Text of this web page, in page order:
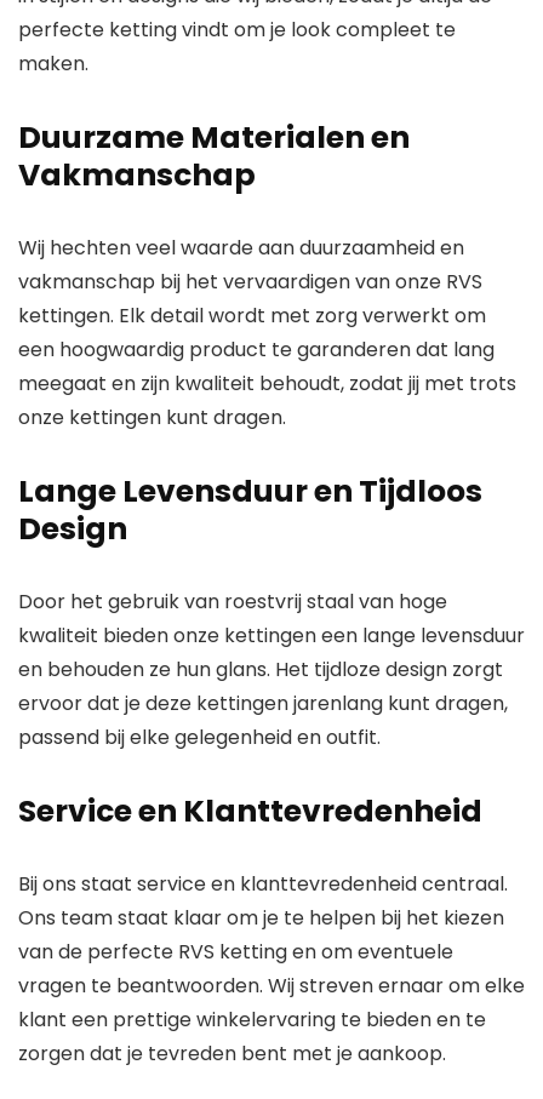
perfecte ketting vindt om je look compleet te
maken.
Duurzame Materialen en
Vakmanschap
Wij hechten veel waarde aan duurzaamheid en
vakmanschap bij het vervaardigen van onze RVS
kettingen. Elk detail wordt met zorg verwerkt om
een hoogwaardig product te garanderen dat lang
meegaat en zijn kwaliteit behoudt, zodat jij met trots
onze kettingen kunt dragen.
Lange Levensduur en Tijdloos
Design
Door het gebruik van roestvrij staal van hoge
kwaliteit bieden onze kettingen een lange levensduur
en behouden ze hun glans. Het tijdloze design zorgt
ervoor dat je deze kettingen jarenlang kunt dragen,
passend bij elke gelegenheid en outfit.
Service en Klanttevredenheid
Bij ons staat service en klanttevredenheid centraal.
Ons team staat klaar om je te helpen bij het kiezen
van de perfecte RVS ketting en om eventuele
vragen te beantwoorden. Wij streven ernaar om elke
klant een prettige winkelervaring te bieden en te
zorgen dat je tevreden bent met je aankoop.